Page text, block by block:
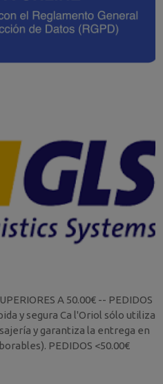
A 50.00€ -- PEDIDOS
y segura Ca l'Oriol sólo utiliza
y garantiza la entrega en
PEDIDOS <50.00€